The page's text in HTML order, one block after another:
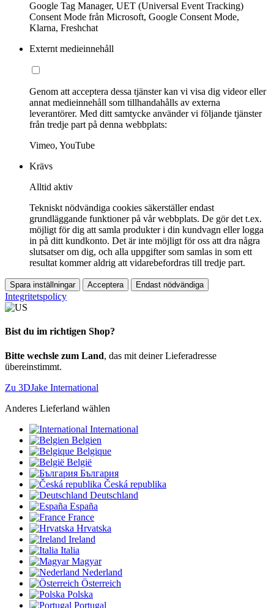
Google Tag Manager, UET (Universal Event Tracking)
Consent Mode från Microsoft, Google Consent Mode,
Klarna, Freshchat
Externt medieinnehåll
Genom att acceptera dessa tjänster kan vi visa dig videor eller
annat medieinnehåll som tillhandahålls av externa
leverantörer. Med ditt samtycke använder vi följande tjänster
från tredje part på denna webbplats:
Vimeo, YouTube
Krävs
Alltid aktiv
Tekniskt nödvändiga cookies säkerställer endast
grundläggande funktioner på vår webbplats. De gör det t.ex.
möjligt för dig att samla produkter i din kundvagn eller logga
in på ditt kundkonto. Det är inte möjligt för oss att dra några
slutsatser om dig, och alla uppgifter som samlas in som ett
resultat kommer aldrig att vidarebefordras till tredje part.
Spara inställningar Acceptera Endast nödvändiga
Integritetspolicy
Bist du im richtigen Shop?
Bitte wechsle zum Land, das mit deiner Lieferadresse
übereinstimmt.
Zu 3DJake International
Anderes Lieferland wählen
International
Belgien
Belgique
België
България
Česká republika
Deutschland
España
France
Hrvatska
Ireland
Italia
Magyar
Nederland
Österreich
Polska
Portugal